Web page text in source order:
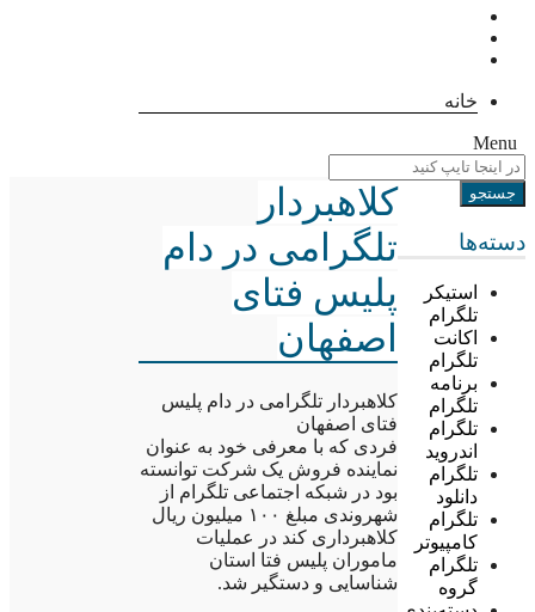
خانه
Menu
دسته‌ها
استیکر
تلگرام
اکانت
تلگرام
برنامه
تلگرام
تلگرام
اندروید
تلگرام
دانلود
تلگرام
کامپیوتر
تلگرام
گروه
کلاهبردار
تلگرامی در دام
پلیس فتای
اصفهان
کلاهبردار تلگرامی در دام پلیس
فتای اصفهان
فردی که با معرفی خود به عنوان
نماینده فروش یک شرکت توانسته
بود در شبکه اجتماعی تلگرام از
شهروندی مبلغ ۱۰۰ میلیون ریال
کلاهبرداری کند در عملیات
ماموران پلیس فتا استان
شناسایی و دستگیر شد.